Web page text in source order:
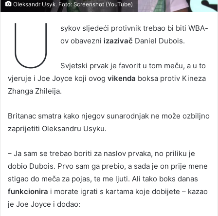
Oleksandr Usyk. Foto: Screenshot (YouTube)
U
sykov sljedeći protivnik trebao bi biti WBA-
ov obavezni izazivač Daniel Dubois.
Svjetski prvak je favorit u tom meču, a u to
vjeruje i Joe Joyce koji ovog vikenda boksa protiv Kineza
Zhanga Zhileija.
Britanac smatra kako njegov sunarodnjak ne može ozbiljno
zaprijetiti Oleksandru Usyku.
– Ja sam se trebao boriti za naslov prvaka, no priliku je
dobio Dubois. Prvo sam ga prebio, a sada je on prije mene
stigao do meča za pojas, te me ljuti. Ali tako boks danas
funkcionira i morate igrati s kartama koje dobijete – kazao
je Joe Joyce i dodao: